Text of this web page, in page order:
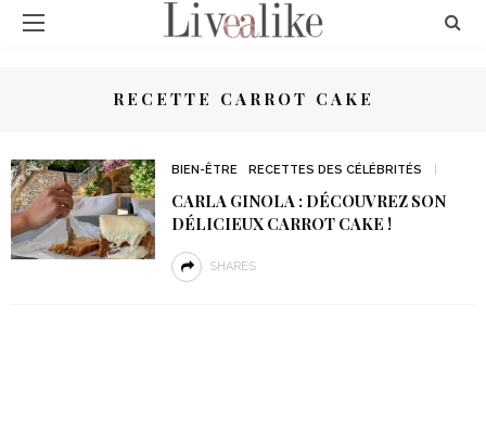
RECETTE CARROT CAKE
BIEN-ÊTRE RECETTES DES CÉLÉBRITÉS
CARLA GINOLA : DÉCOUVREZ SON
DÉLICIEUX CARROT CAKE !
SHARES